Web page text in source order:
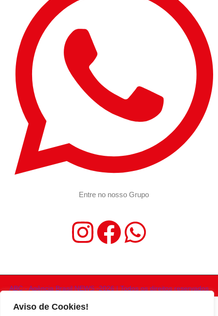
Aviso de Cookies!
Entre no nosso Grupo
ABC - Agência Brasil NEWS -2026 | Todos os direitos reservados